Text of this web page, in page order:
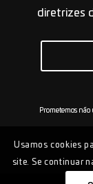
diretrizes
Prometemos
Usamos cookies
site. Se continuar